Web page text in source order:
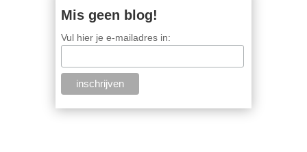
Mis geen blog!
Vul hier je e-mailadres in: